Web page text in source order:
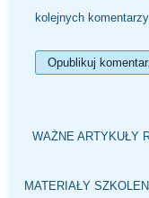
kolejnych komentarzy.
WAŻNE ARTYKUŁY
MATERIAŁY